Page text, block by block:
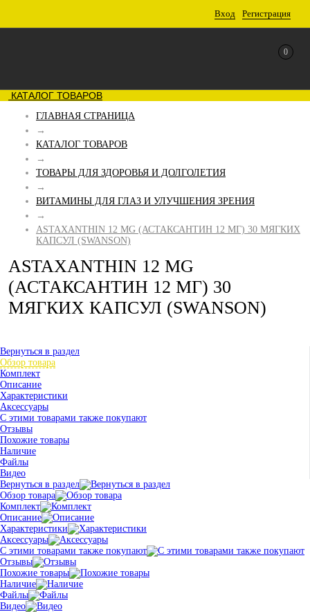
Вход Регистрация
0
КАТАЛОГ ТОВАРОВ
ГЛАВНАЯ СТРАНИЦА
→
КАТАЛОГ ТОВАРОВ
→
ТОВАРЫ ДЛЯ ЗДОРОВЬЯ И ДОЛГОЛЕТИЯ
→
ВИТАМИНЫ ДЛЯ ГЛАЗ И УЛУЧШЕНИЯ ЗРЕНИЯ
→
ASTAXANTHIN 12 MG (АСТАКСАНТИН 12 МГ) 30 МЯГКИХ
КАПСУЛ (SWANSON)
ASTAXANTHIN 12 MG
(АСТАКСАНТИН 12 МГ) 30
МЯГКИХ КАПСУЛ (SWANSON)
Вернуться в раздел
Обзор товара
Комплект
Описание
Характеристики
Аксессуары
С этими товарами также покупают
Отзывы
Похожие товары
Наличие
Файлы
Видео
Вернуться в раздел
Обзор товара
Комплект
Описание
Характеристики
Аксессуары
С этими товарами также покупают
Отзывы
Похожие товары
Наличие
Файлы
Видео